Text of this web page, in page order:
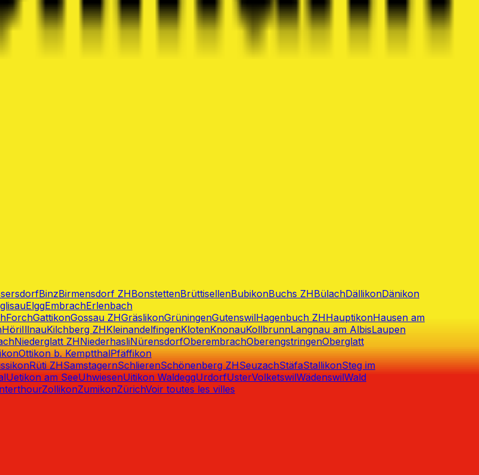
BinzBirmensdorf ZHBonstettenBrüttisellenBubikonBuchs ZHBülachDällikonDänikon
ElggEmbrachErlenbach
ForchGattikonGossau ZHGräslikonGrüningenGutenswilHagenbuch ZHHauptikonHausen am
HöriIllnauKilchberg ZHKleinandelfingenKlotenKnonauKollbrunnLangnau am AlbisLaupen
Niederglatt ZHNiederhasliNürensdorfOberembrachOberengstringenOberglatt
Ottikon b. KemptthalPfäffikon
Rüti ZHSamstagernSchlierenSchönenberg ZHSeuzachStäfaStallikonSteg im
Uetikon am SeeUhwiesenUitikon WaldeggUrdorfUsterVolketswilWädenswilWald
ZollikonZumikonZürichVoir toutes les villes